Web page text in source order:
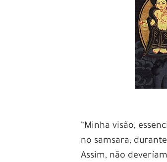
“Minha visão,
no samsara;
Assim, não